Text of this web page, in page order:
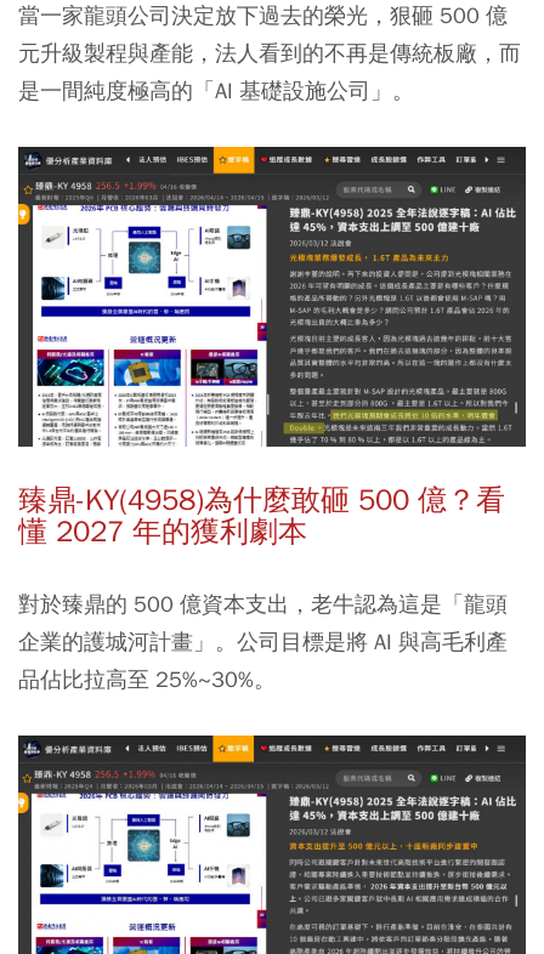
當一家龍頭公司決定放下過去的榮光，狠砸 500 億
元升級製程與產能，法人看到的不再是傳統板廠，而
是一間純度極高的「AI 基礎設施公司」。
臻鼎-KY(4958)為什麼敢砸 500 億？看
懂 2027 年的獲利劇本
對於臻鼎的 500 億資本支出，老牛認為這是「龍頭
企業的護城河計畫」。公司目標是將 AI 與高毛利產
品佔比拉高至 25%~30%。